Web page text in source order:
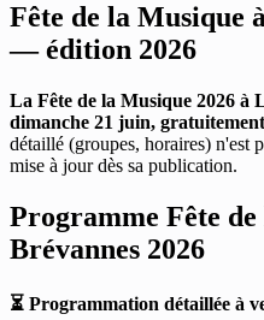
Fête de la Musique
— édition 2026
La Fête de la Musique 2026 à
dimanche 21 juin,
détaillé (groupes, horaires) n'est
mise à jour dès sa publication.
Programme Fête
Brévannes 2026
⏳ Programmation détaillée à